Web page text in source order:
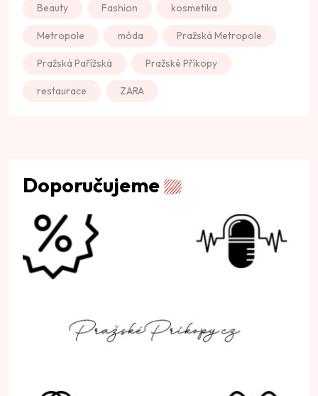
Beauty Fashion kosmetika
Metropole móda Pražská Metropole
Pražská Pařížská Pražské Příkopy
restaurace ZARA
Doporučujeme